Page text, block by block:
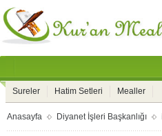
Sureler Hatim Setleri Mealler
Anasayfa Diyanet İşleri Başkanlığı